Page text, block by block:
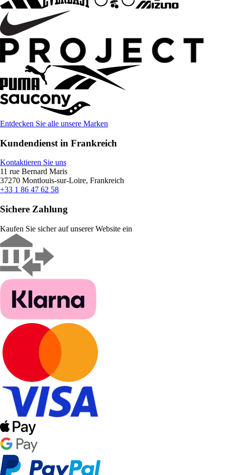
Entdecken Sie alle unsere Marken
Kundendienst in Frankreich
Kontaktieren Sie uns
11 rue Bernard Maris
37270 Montlouis-sur-Loire, Frankreich
+33 1 86 47 62 58
Sichere Zahlung
Kaufen Sie sicher auf unserer Website ein